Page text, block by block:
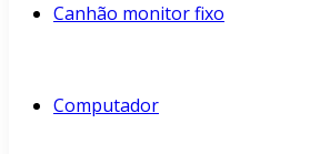
Canhão monitor fixo
Computador